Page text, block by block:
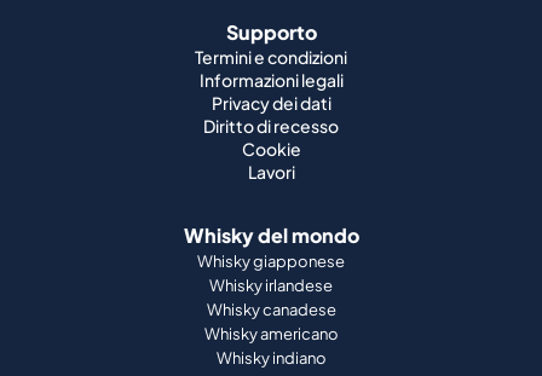
Cookie
Lavori
Whisky del mondo
Whisky giapponese
Whisky irlandese
Whisky indiano
Whisky tedesco
Partnership ufficiali
St. Kilian